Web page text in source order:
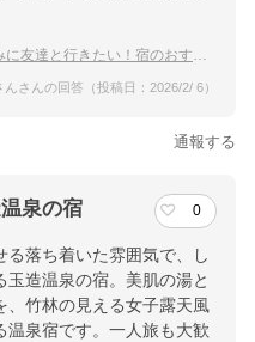
達と行きたい！宿のおすすめは？
んさんの回答（投稿日：2026/2/ 6）
通報する
泉の宿 0
落ち着いた雰囲気で、し
造温泉の宿。美肌の湯と
、竹林の見える女子露天風
温泉宿です。一人旅も大歓